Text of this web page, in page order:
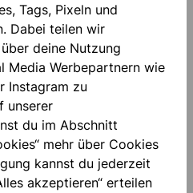
Tags, Pixeln und
Dabei teilen wir
deine Nutzung
Media Werbepartnern wie
Instagram zu
unserer
du im Abschnitt
mehr über Cookies
kannst du jederzeit
akzeptieren“ erteilen